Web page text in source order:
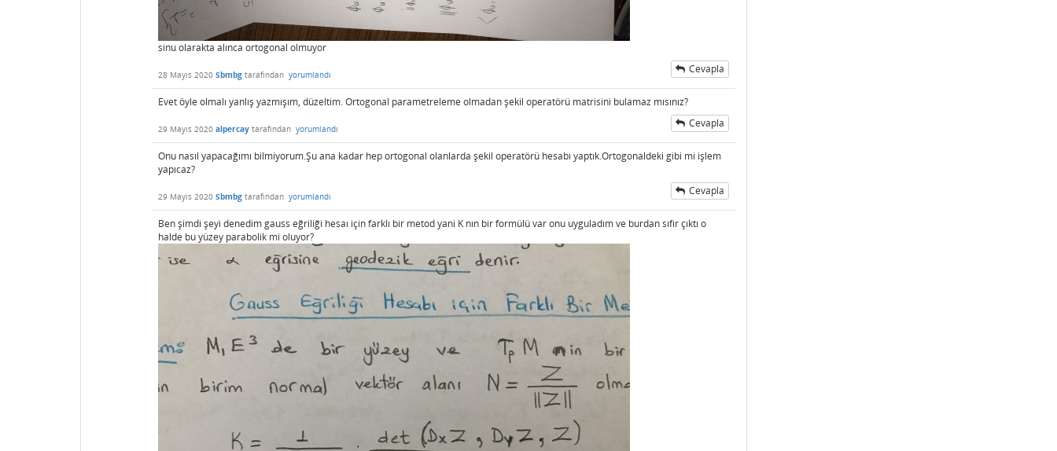
sinu olarakta alınca ortogonal olmuyor
28 Mayıs 2020 Sbmbg tarafından yorumlandı Cevapla
Evet öyle olmalı yanlış yazmışım, düzeltim. Ortogonal parametreleme olmadan şekil operatörü matrisini bulamaz mısınız?
29 Mayıs 2020 alpercay tarafından yorumlandı Cevapla
Onu nasıl yapacağımı bilmiyorum.Şu ana kadar hep ortogonal olanlarda şekil operatörü hesabı yaptık.Ortogonaldeki gibi mi işlem
yapıcaz?
29 Mayıs 2020 Sbmbg tarafından yorumlandı Cevapla
Ben şimdi şeyi denedim gauss eğriliği hesaı için farklı bir metod yani K nın bir formülü var onu uyguladım ve burdan sıfır çıktı o
halde bu yüzey parabolik mi oluyor?